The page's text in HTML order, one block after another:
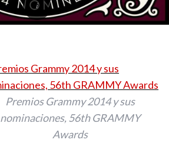
Premios Grammy 2014 y sus
nominaciones, 56th GRAMMY
Awards